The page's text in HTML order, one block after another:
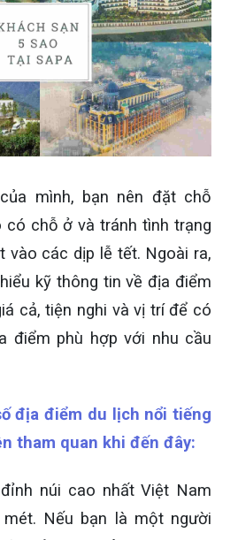
mình, bạn nên đặt chỗ
chỗ ở và tránh tình trạng
vào các dịp lễ tết. Ngoài ra,
kỹ thông tin về địa điểm
cả, tiện nghi và vị trí để có
điểm phù hợp với nhu cầu
địa điểm du lịch nổi tiếng
tham quan khi đến đây:
núi cao nhất Việt Nam
Nếu bạn là một người